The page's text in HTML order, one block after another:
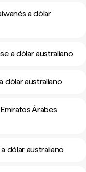
a dólar
a dólar australiano
dólar australiano
Árabes
dólar australiano